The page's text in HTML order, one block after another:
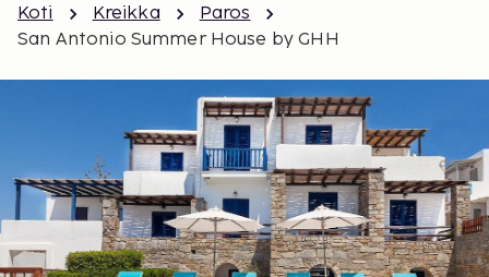
Koti Kreikka
Paros
San Antonio Summer House by GHH